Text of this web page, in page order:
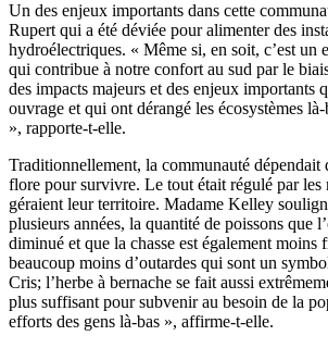
Un des enjeux importants dans cette
Rupert qui a été déviée pour alimenter des
hydroélectriques. « Même si, en soit, c’est un
qui contribue à notre confort au sud par le
des impacts majeurs et des enjeux importants
ouvrage et qui ont dérangé les écosystèmes
», rapporte-t-elle.
Traditionnellement, la communauté dépendait
flore pour survivre. Le tout était régulé par les
géraient leur territoire. Madame Kelley
plusieurs années, la quantité de poissons que
diminué et que la chasse est également moins
beaucoup moins d’outardes qui sont un
Cris; l’herbe à bernache se fait aussi
plus suffisant pour subvenir au besoin de la
efforts des gens là-bas », affirme-t-elle.